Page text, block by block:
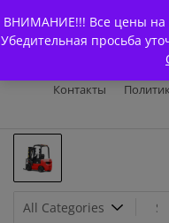
ВНИМАНИЕ!!! Все цены на
Убедительная просьба
to
content
Главная
Контакты
Запчасти